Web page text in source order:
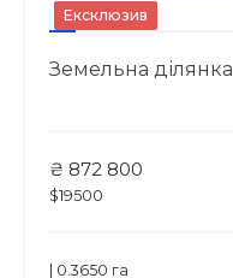
Ексклюзив
Земельна ділянка
₴ 872 800
$19500
| 0.3650 га